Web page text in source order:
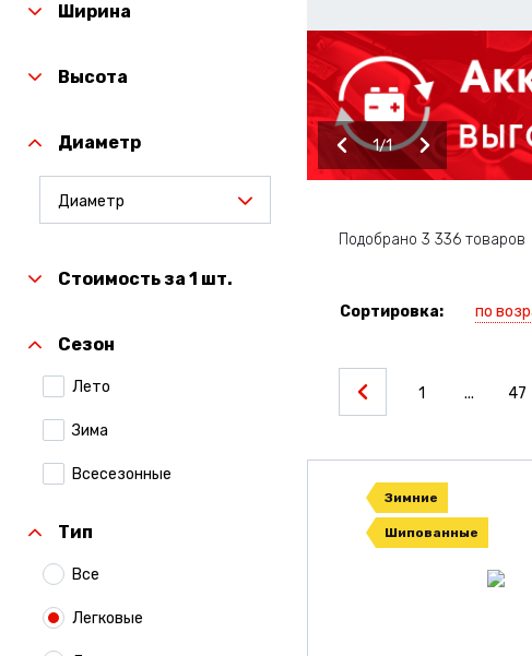
Ширина
Высота
Диаметр
Диаметр
Стоимость за 1 шт.
Сезон
Лето
Зима
Всесезонные
Тип
Все
Легковые
1 1
Подобрано 3 336 товаров
Сортировка: по
1 ... 47
Зимние
Шипованные